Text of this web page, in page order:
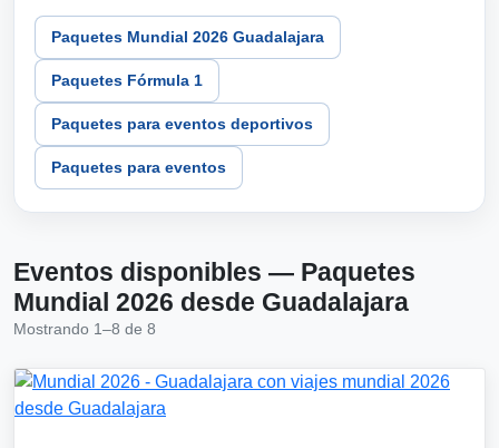
Paquetes Mundial 2026 Guadalajara
Paquetes Fórmula 1
Paquetes para eventos deportivos
Paquetes para eventos
Eventos disponibles — Paquetes
Mundial 2026 desde Guadalajara
Mostrando 1–8 de 8